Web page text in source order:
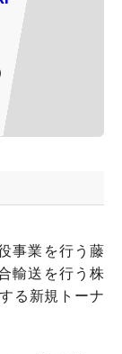
事業を行う藤
輸送を行う株
る新規トーナ